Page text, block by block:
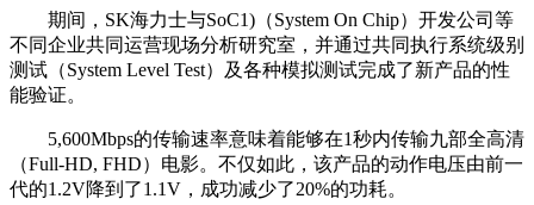
期间，SK海力士与SoC1)（System On Chip）开发公司等
不同企业共同运营现场分析研究室，并通过共同执行系统级别
测试（System Level Test）及各种模拟测试完成了新产品的性
能验证。
5,600Mbps的传输速率意味着能够在1秒内传输九部全高清
（Full-HD, FHD）电影。不仅如此，该产品的动作电压由前一
代的1.2V降到了1.1V，成功减少了20%的功耗。